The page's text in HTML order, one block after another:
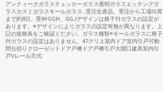
アンティークガラスチェッカーガラス透明ガラスエッチングガ
ラスカスミガラスモールガラス…受注生産品。受注から工場出荷
まで約8日。受8※GGH、GGJデザインは格子付ガラスの設定が
あります。※デザインによりガラスの設定有無が異なります。上
記の規格表をご確認ください。ガラス種類※モールガラスに格子
付ガラスの設定はありません。47クリエ室内ドア室内引戸可動
間仕切りクローゼットドア戸襖ドア戸襖引戸大開口建具室内引
戸Vレール方式